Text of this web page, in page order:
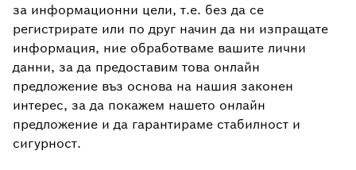
за информационни цели, т.е. без да се
регистрирате или по друг начин да ни изпращате
информация, ние обработваме вашите лични
данни, за да предоставим това онлайн
предложение въз основа на нашия законен
интерес, за да покажем нашето онлайн
предложение и да гарантираме стабилност и
сигурност.